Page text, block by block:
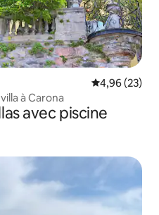
Évaluation
4,96 (23)
à Carona
avec piscine